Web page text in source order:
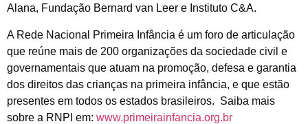
Alana, Fundação Bernard van Leer e Instituto C&A.
A Rede Nacional Primeira Infância é um foro de articulação
que reúne mais de 200 organizações da sociedade civil e
governamentais que atuam na promoção, defesa e garantia
dos direitos das crianças na primeira infância, e que estão
presentes em todos os estados brasileiros. Saiba mais
sobre a RNPI em: www.primeirainfancia.org.br